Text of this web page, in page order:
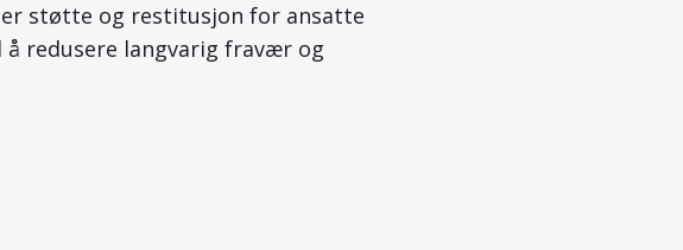
støtte og restitusjon for ansatte
redusere langvarig fravær og